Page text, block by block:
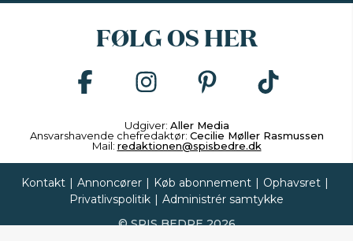
FØLG OS HER
Udgiver: Aller Media
Ansvarshavende chefredaktør: Cecilie Møller Rasmussen
Mail: redaktionen@spisbedre.dk
Kontakt | Annoncører | Køb abonnement | Ophavsret |
Privatlivspolitik | Administrér samtykke
©SPIS BEDRE2026